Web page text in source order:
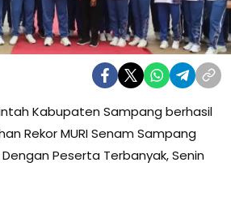
Kabupaten Sampang berhasil
Rekor MURI Senam Sampang
Peserta Terbanyak, Senin